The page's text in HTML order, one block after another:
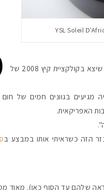
קיץ 2008 של
מגיעים בגוונים חמים של
האפריקאית.
הזה כשראיתי אותו במבצע ב
שלהם עד הסוף כאן). מאוד